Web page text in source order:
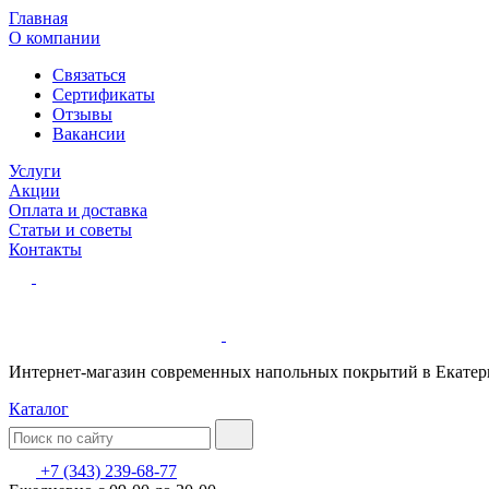
Главная
О компании
Связаться
Сертификаты
Отзывы
Вакансии
Услуги
Акции
Оплата и доставка
Статьи и советы
Контакты
Интернет-магазин современных напольных покрытий в
Каталог
+7 (343) 239-68-77